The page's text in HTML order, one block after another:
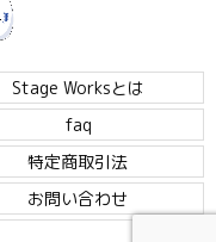
Stage Worksとは
faq
特定商取引法
お問い合わせ